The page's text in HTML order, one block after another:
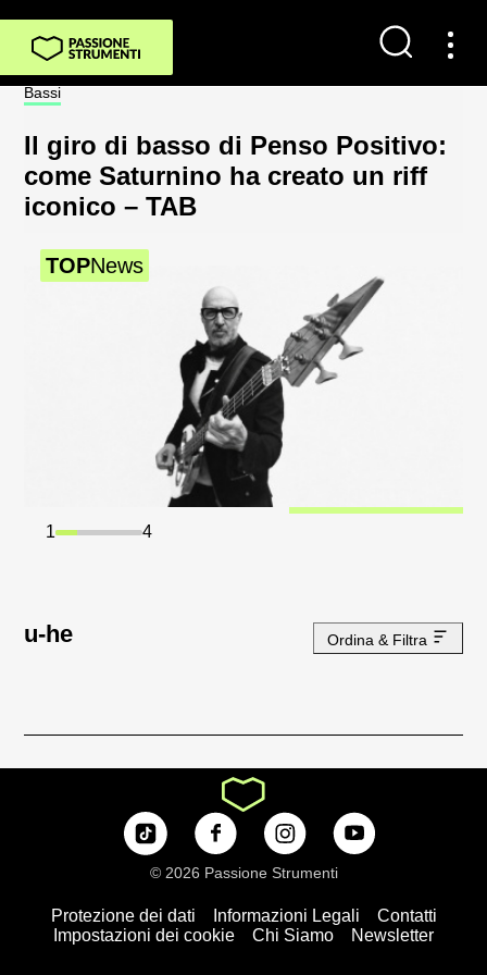
Contatti
Impostazioni dei cookie
Chi Siamo
Newsletter
Bassi
Il giro di basso di Penso Positivo:
come Saturnino ha creato un riff
iconico – TAB
TOPNews
1 4
u-he Ordina & Filtra
Protezione dei dati Informazioni Legali
Contatti
Impostazioni dei cookie
Chi Siamo Newsletter
© 2026 Passione Strumenti